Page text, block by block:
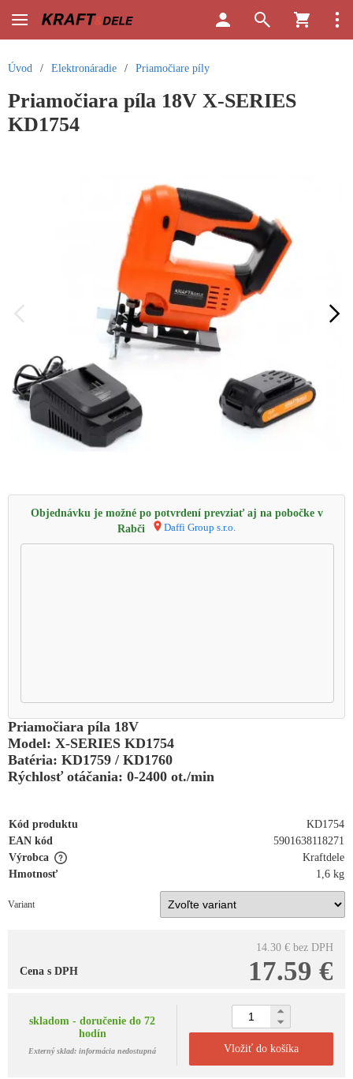
Úvod / Elektronáradie / Priamočiare píly
Priamočiara píla 18V X-SERIES
KD1754
Objednávku je možné po potvrdení prevziať aj na pobočke v
Rabči
Daffi Group s.r.o.
Priamočiara píla 18V
Model: X-SERIES KD1754
Batéria: KD1759 / KD1760
Rýchlosť otáčania: 0-2400 ot./min
Kód produktu
KD1754
EAN kód
5901638118271
Výrobca
Kraftdele
Hmotnosť
1,6 kg
Variant
14.30 € bez DPH
17.59 €
Cena s DPH
skladom - doručenie do 72
hodín
Externý sklad: informácia nedostupná Vložiť do košíka